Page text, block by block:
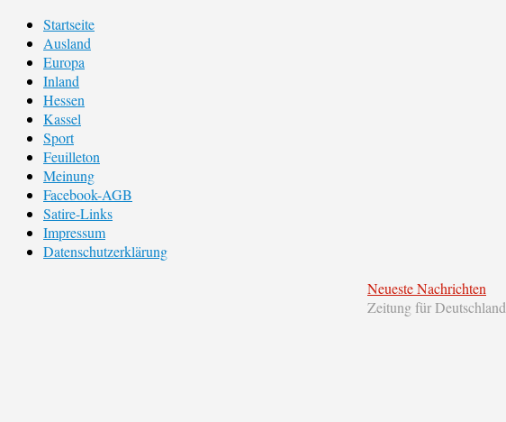
Startseite
Ausland
Europa
Inland
Hessen
Kassel
Sport
Feuilleton
Meinung
Facebook-AGB
Satire-Links
Impressum
Datenschutzerklärung
Neueste Nachrichten
Zeitung für Deutschland